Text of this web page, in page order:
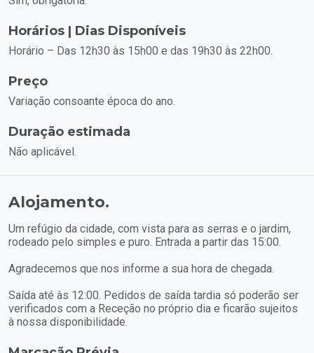
Horários | Dias Disponíveis
Horário – Das 12h30 às 15h00 e das 19h30 às 22h00.
Preço
Variação consoante época do ano.
Duração estimada
Não aplicável.
Alojamento.
Um refúgio da cidade, com vista para as serras e o jardim,
rodeado pelo simples e puro. Entrada a partir das 15:00.
Agradecemos que nos informe a sua hora de chegada.
Saída até às 12:00. Pedidos de saída tardia só poderão ser
verificados com a Receção no próprio dia e ficarão sujeitos
à nossa disponibilidade.